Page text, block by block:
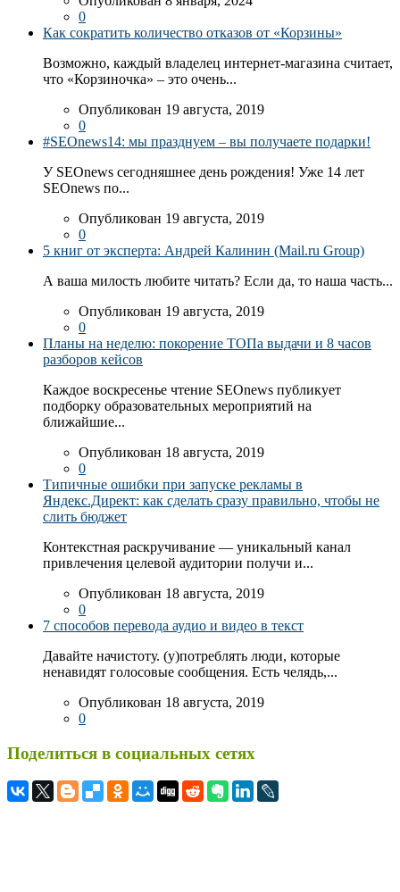
0
Как сократить количество отказов от «Корзины»
Возможно, каждый владелец интернет-магазина считает,
что «Корзиночка» – это очень...
Опубликован 19 августа, 2019
0
#SEOnews14: мы празднуем – вы получаете подарки!
У SEOnews сегодняшнее день рождения! Уже 14 лет
SEOnews по...
Опубликован 19 августа, 2019
0
5 книг от эксперта: Андрей Калинин (Mail.ru Group)
А ваша милость любите читать? Если да, то наша часть...
Опубликован 19 августа, 2019
0
Планы на неделю: покорение ТОПа выдачи и 8 часов
разборов кейсов
Каждое воскресенье чтение SEOnews публикует
подборку образовательных мероприятий на
ближайшие...
Опубликован 18 августа, 2019
0
Типичные ошибки при запуске рекламы в
Яндекс.Директ: как сделать сразу правильно, чтобы не
слить бюджет
Контекстная раскручивание — уникальный канал
привлечения целевой аудитории получи и...
Опубликован 18 августа, 2019
0
7 способов перевода аудио и видео в текст
Давайте начистоту. (у)потреблять люди, которые
ненавидят голосовые сообщения. Есть челядь,...
Опубликован 18 августа, 2019
0
Поделиться в социальных сетях